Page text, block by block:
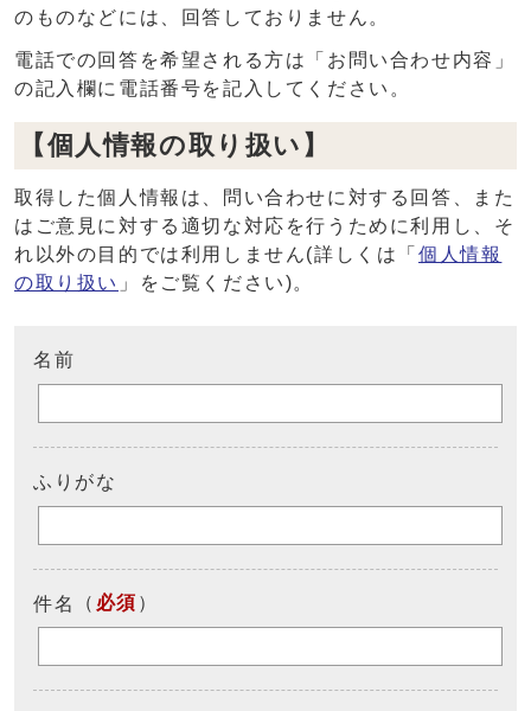
のものなどには、回答しておりません。
電話での回答を希望される方は「お問い合わせ内容」
の記入欄に電話番号を記入してください。
【個人情報の取り扱い】
取得した個人情報は、問い合わせに対する回答、また
はご意見に対する適切な対応を行うために利用し、そ
れ以外の目的では利用しません(詳しくは「 個人情報
の取り扱い 」をご覧ください)。
名前
ふりがな
件名 （ 必須 ）